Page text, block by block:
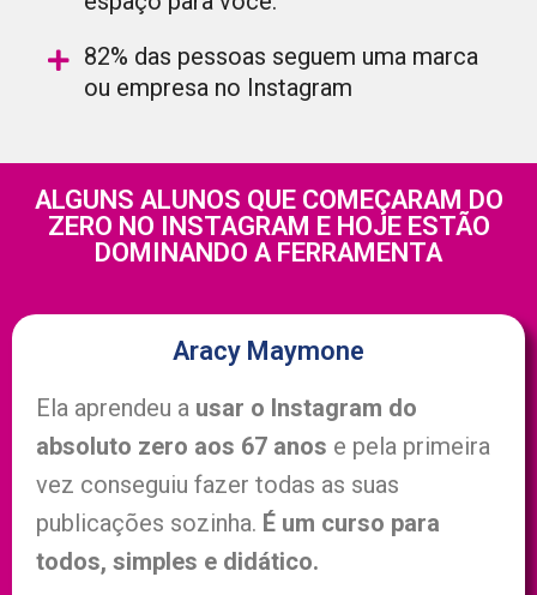
82% das pessoas seguem uma marca
ou empresa no Instagram
ALGUNS ALUNOS QUE COMEÇARAM DO
ZERO NO INSTAGRAM E HOJE ESTÃO
DOMINANDO A FERRAMENTA
Aracy Maymone
Ela aprendeu a usar o Instagram do
absoluto zero aos 67 anos e pela primeira
vez conseguiu fazer todas as suas
publicações sozinha. É um curso para
todos, simples e didático.